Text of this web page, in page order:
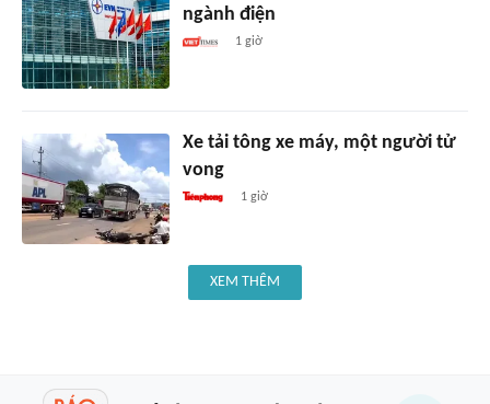
ngành điện
1 giờ
Xe tải tông xe máy, một người tử
vong
1 giờ
XEM THÊM